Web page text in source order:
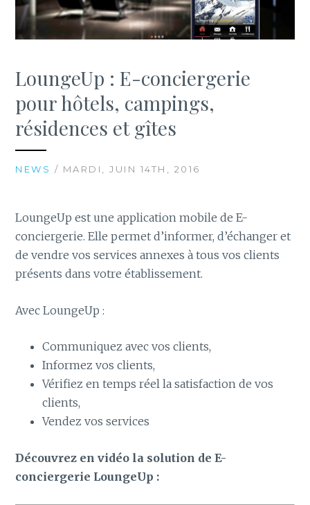
LoungeUp : E-conciergerie
pour hôtels, campings,
résidences et gîtes
NEWS / MARDI, JUIN 14TH, 2016
LoungeUp est une application mobile de E-
conciergerie. Elle permet d’informer, d’échanger et
de vendre vos services annexes à tous vos clients
présents dans votre établissement.
Avec LoungeUp :
Communiquez avec vos clients,
Informez vos clients,
Vérifiez en temps réel la satisfaction de vos
clients,
Vendez vos services
Découvrez en vidéo la solution de E-
conciergerie LoungeUp :